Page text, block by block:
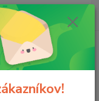
Hľadať
ks
za 0,00 EUR